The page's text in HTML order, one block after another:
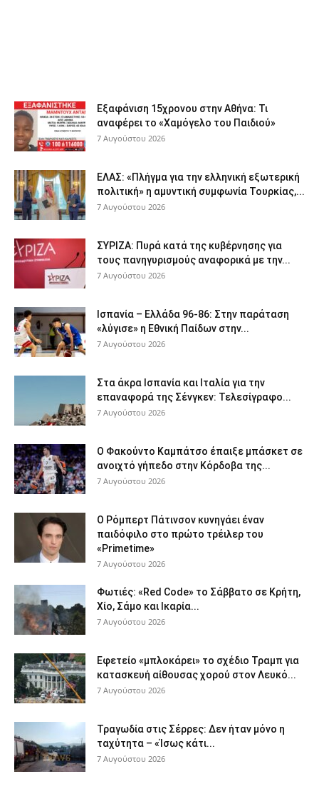
Εξαφάνιση 15χρονου στην Αθήνα: Τι
αναφέρει το «Χαμόγελο του Παιδιού»
7 Αυγούστου 2026
ΕΛΑΣ: «Πλήγμα για την ελληνική εξωτερική
πολιτική» η αμυντική συμφωνία Τουρκίας,...
7 Αυγούστου 2026
ΣΥΡΙΖΑ: Πυρά κατά της κυβέρνησης για
τους πανηγυρισμούς αναφορικά με την...
7 Αυγούστου 2026
Ισπανία – Ελλάδα 96-86: Στην παράταση
«λύγισε» η Εθνική Παίδων στην...
7 Αυγούστου 2026
Στα άκρα Ισπανία και Ιταλία για την
επαναφορά της Σένγκεν: Τελεσίγραφο...
7 Αυγούστου 2026
Ο Φακούντο Καμπάτσο έπαιξε μπάσκετ σε
ανοιχτό γήπεδο στην Κόρδοβα της...
7 Αυγούστου 2026
Ο Ρόμπερτ Πάτινσον κυνηγάει έναν
παιδόφιλο στο πρώτο τρέιλερ του
«Primetime»
7 Αυγούστου 2026
Φωτιές: «Red Code» το Σάββατο σε Κρήτη,
Χίο, Σάμο και Ικαρία...
7 Αυγούστου 2026
Εφετείο «μπλοκάρει» το σχέδιο Τραμπ για
κατασκευή αίθουσας χορού στον Λευκό...
7 Αυγούστου 2026
Τραγωδία στις Σέρρες: Δεν ήταν μόνο η
ταχύτητα – «Ίσως κάτι...
7 Αυγούστου 2026